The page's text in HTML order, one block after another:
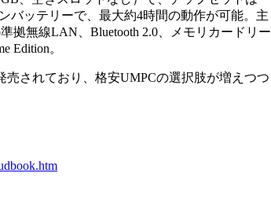
バッテリーで、最大約4時間の動作が可能。主
拠無線LAN、Bluetooth 2.0、メモリカードリー
Edition。
されており、格安UMPCの選択肢が増えつつ